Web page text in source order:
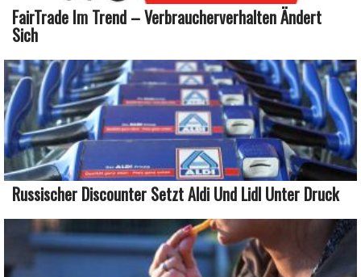
FairTrade Im Trend – Verbraucherverhalten Ändert
Sich
Russischer Discounter Setzt Aldi Und Lidl Unter Druck